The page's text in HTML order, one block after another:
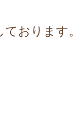
ております